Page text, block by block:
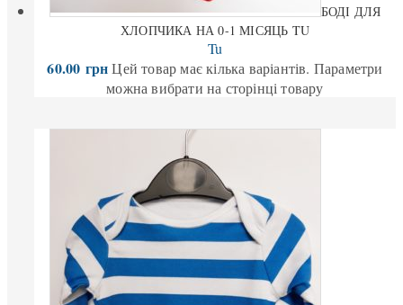
БОДІ ДЛЯ
ХЛОПЧИКА НА 0-1 МІСЯЦЬ TU
Tu
60.00 грн Цей товар має кілька варіантів. Параметри
можна вибрати на сторінці товару